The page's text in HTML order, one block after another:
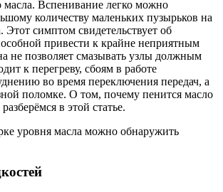
масла. Вспенивание легко можно
количеству маленьких пузырьков на
симптом свидетельствует об
привести к крайне неприятным
не позволяет смазывать узлы должным
к перегреву, сбоям в работе
во время переключения передач, а
поломке. О том, почему пенится масло
в этой статье.
уровня масла можно обнаружить